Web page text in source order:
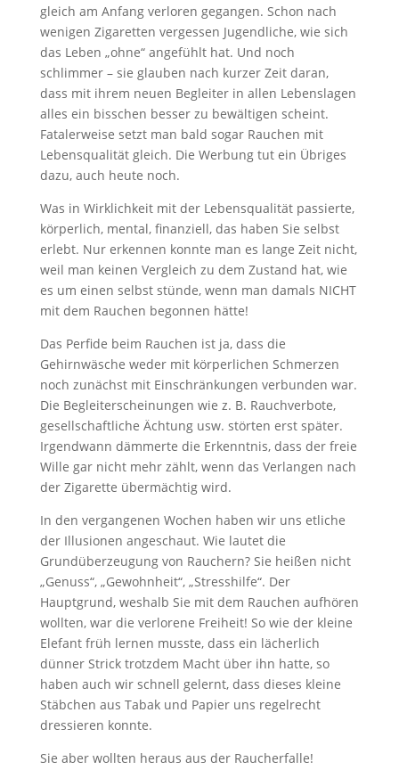
gleich am Anfang verloren gegangen. Schon nach
wenigen Zigaretten vergessen Jugendliche, wie sich
das Leben „ohne“ angefühlt hat. Und noch
schlimmer – sie glauben nach kurzer Zeit daran,
dass mit ihrem neuen Begleiter in allen Lebenslagen
alles ein bisschen besser zu bewältigen scheint.
Fatalerweise setzt man bald sogar Rauchen mit
Lebensqualität gleich. Die Werbung tut ein Übriges
dazu, auch heute noch.
Was in Wirklichkeit mit der Lebensqualität passierte,
körperlich, mental, finanziell, das haben Sie selbst
erlebt. Nur erkennen konnte man es lange Zeit nicht,
weil man keinen Vergleich zu dem Zustand hat, wie
es um einen selbst stünde, wenn man damals NICHT
mit dem Rauchen begonnen hätte!
Das Perfide beim Rauchen ist ja, dass die
Gehirnwäsche weder mit körperlichen Schmerzen
noch zunächst mit Einschränkungen verbunden war.
Die Begleiterscheinungen wie z. B. Rauchverbote,
gesellschaftliche Ächtung usw. störten erst später.
Irgendwann dämmerte die Erkenntnis, dass der freie
Wille gar nicht mehr zählt, wenn das Verlangen nach
der Zigarette übermächtig wird.
In den vergangenen Wochen haben wir uns etliche
der Illusionen angeschaut. Wie lautet die
Grundüberzeugung von Rauchern? Sie heißen nicht
„Genuss“, „Gewohnheit“, „Stresshilfe“. Der
Hauptgrund, weshalb Sie mit dem Rauchen aufhören
wollten, war die verlorene Freiheit! So wie der kleine
Elefant früh lernen musste, dass ein lächerlich
dünner Strick trotzdem Macht über ihn hatte, so
haben auch wir schnell gelernt, dass dieses kleine
Stäbchen aus Tabak und Papier uns regelrecht
dressieren konnte.
Sie aber wollten heraus aus der Raucherfalle!